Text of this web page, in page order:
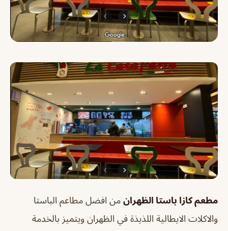
مطعم كازا باستا الظهران من افضل مطاعم الباستا
والاكلات الايطالية اللذيذة في الظهران ويتميز بالخدمة